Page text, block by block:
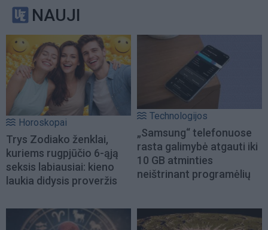
NAUJI
Horoskopai
Trys Zodiako ženklai,
kuriems rugpjūčio 6-ąją
seksis labiausiai: kieno
laukia didysis proveržis
Technologijos
„Samsung“ telefonuose
rasta galimybė atgauti iki
10 GB atminties
neištrinant programėlių